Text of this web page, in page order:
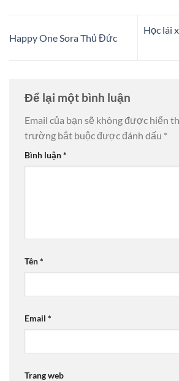
Happy One Sora Thủ Đức
Học lái
Để lại một bình luận
Email của bạn sẽ không được hiển
trường bắt buộc được đánh dấu *
Bình luận*
Tên*
Email *
Trang web